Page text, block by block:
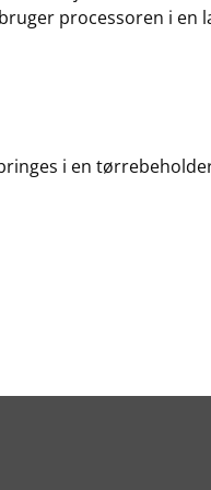
processoren i en
i en